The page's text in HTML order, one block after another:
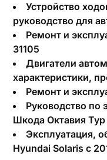
Устройство
руководство для
Ремонт и
31105
Двигатели
характеристики,
Ремонт и
Руководство по
Шкода Октавия Тур
Эксплуатация,
Hyundai Solaris с